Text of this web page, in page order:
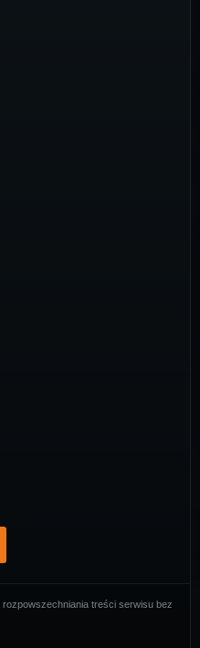
treści serwisu bez